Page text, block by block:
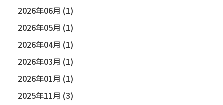
2026年06月 (1)
2026年05月 (1)
2026年04月 (1)
2026年03月 (1)
2026年01月 (1)
2025年11月 (3)